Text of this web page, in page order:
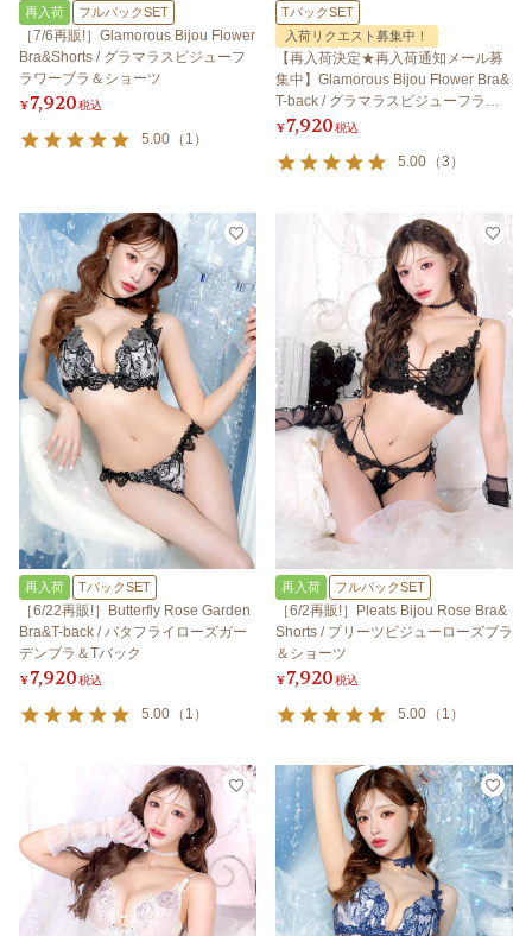
再入荷 フルバックSET
［7/6再販!］Glamorous Bijou Flower
Bra&Shorts / グラマラスビジューフ
ラワーブラ＆ショーツ
¥7,920税込
5.00 （ 1 ）
TバックSET
入荷リクエスト募集中！
【再入荷決定★再入荷通知メール募
集中】Glamorous Bijou Flower Bra&
T-back / グラマラスビジューフラワ
ーブラ＆Tバック
¥7,920税込
5.00 （3 ）
再入荷 TバックSET
［6/22再販!］Butterfly Rose Garden
Bra&T-back / バタフライローズガー
デンブラ＆Tバック
¥7,920税込
5.00 （ 1 ）
再入荷 フルバックSET
［6/2再販!］Pleats Bijou Rose Bra&
Shorts / プリーツビジューローズブラ
＆ショーツ
¥7,920税込
5.00 （ 1 ）